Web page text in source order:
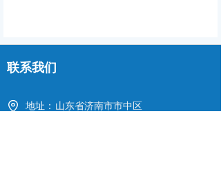
联系我们
地址： 山东省济南市市中区